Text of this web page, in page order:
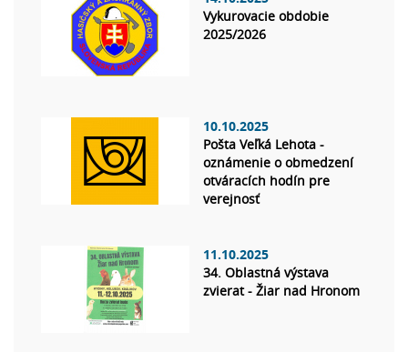
Vykurovacie obdobie
2025/2026
10.10.2025
Pošta Veľká Lehota -
oznámenie o obmedzení
otváracích hodín pre
verejnosť
11.10.2025
34. Oblastná výstava
zvierat - Žiar nad Hronom